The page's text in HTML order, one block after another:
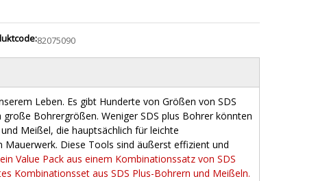
82075090
Leben. Es gibt Hunderte von Größen von SDS
Bohrergrößen. Weniger SDS plus Bohrer könnten
Meißel, die hauptsächlich für leichte
Diese Tools sind äußerst effizient und
Value Pack aus einem Kombinationssatz von SDS
Kombinationsset aus SDS Plus-Bohrern und Meißeln.